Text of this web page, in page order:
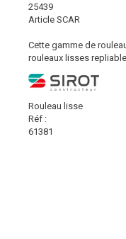
25439
Article SCAR
Cette gamme de
rouleaux lisses
Rouleau lisse
Réf :
61381